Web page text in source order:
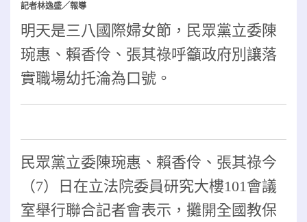
記者林逸盛／報導
明天是三八國際婦女節，民眾黨立委陳
琬惠、賴香伶、張其祿呼籲政府別讓落
實職場幼托淪為口號。
民眾黨立委陳琬惠、賴香伶、張其祿今
（7）日在立法院委員研究大樓101會議
室舉行聯合記者會表示，攤開全國教保